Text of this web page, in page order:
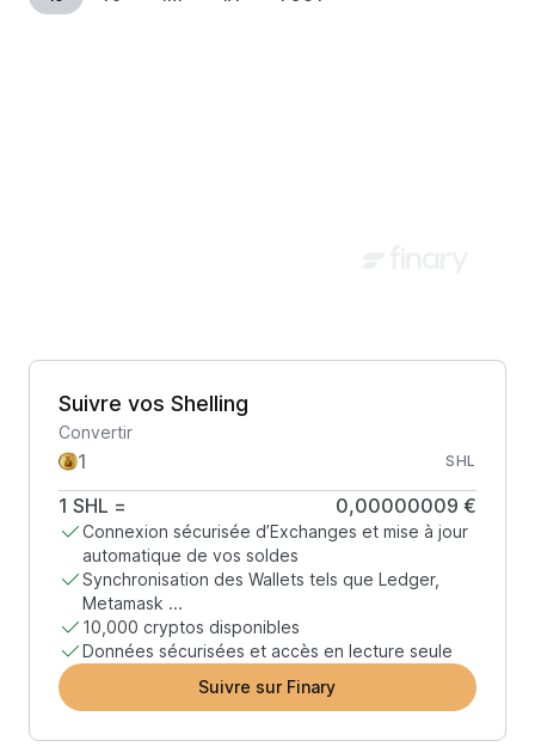
Suivre vos Shelling
Convertir
SHL
1 SHL = 0,00000009 €
Connexion sécurisée d’Exchanges et mise à jour
automatique de vos soldes
Synchronisation des Wallets tels que Ledger,
Metamask ...
10,000 cryptos disponibles
Données sécurisées et accès en lecture seule
Suivre sur Finary